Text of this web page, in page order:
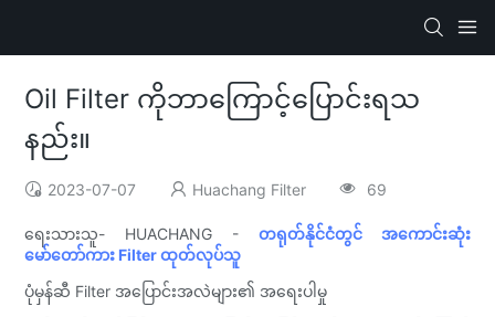
Oil Filter ကိုဘာကြောင့်ပြောင်းရသ
နည်း။
2023-07-07 Huachang Filter 69
ရေးသားသူ- HUACHANG - တရုတ်နိုင်ငံတွင် အကောင်းဆုံး
မော်တော်ကား Filter ထုတ်လုပ်သူ
ပုံမှန်ဆီ Filter အပြောင်းအလဲများ၏ အရေးပါမှု